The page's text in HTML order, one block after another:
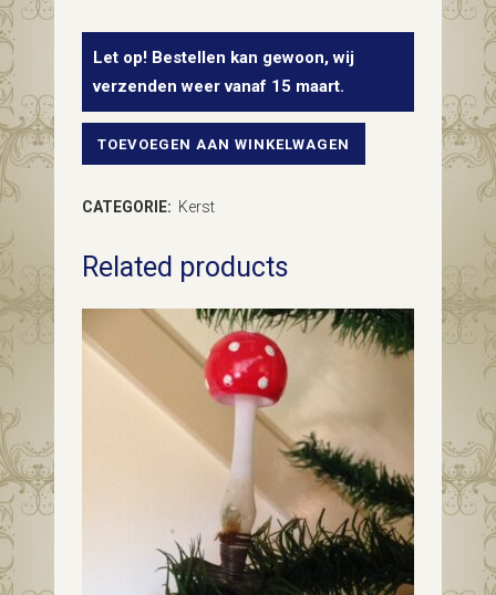
Let op! Bestellen kan gewoon, wij
verzenden weer vanaf 15 maart.
Antieke
van
dun
geblazen
TOEVOEGEN AAN WINKELWAGEN
CATEGORIE: Kerst
Related products